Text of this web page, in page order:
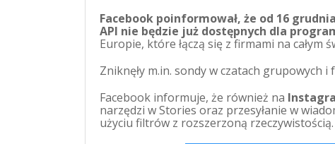
Facebook poinformował, że od 16
API nie będzie już dostępnych dla
Europie, które łączą się z firmami na
Zniknęły m.in. sondy w czatach grupowych
Facebook informuje, że również na
narzędzi w Stories oraz przesyłanie w
użyciu filtrów z rozszerzoną rzeczywistością.